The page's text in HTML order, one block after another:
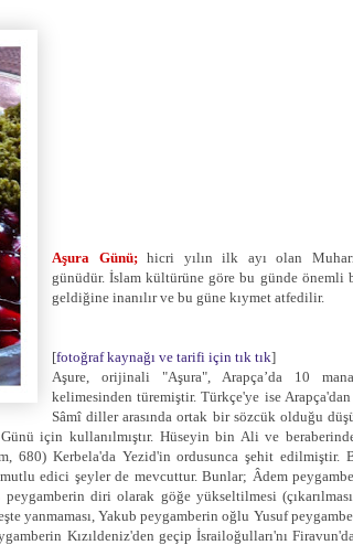
Aşura Günü;hicri yılın ilk ayı olan
günüdür. İslam kültürüne göre bu günde önemli
geldiğine inanılır ve bu güne kıymet atfedilir.
[fotoğraf kaynağı ve tarifi için tık tık]
Aşure, orijinali "Aşura", Arapça’da 10
kelimesinden türemiştir. Türkçe'ye ise
Sâmî diller arasında ortak bir sözcük olduğu
için kullanılmıştır. Hüseyin bin Ali ve
680) Kerbela'da Yezid'in ordusunca şehit edilmiştir.
edici şeyler de mevcuttur. Bunlar; Âdem
diri olarak göğe yükseltilmesi
yanmaması, Yakub peygamberin oğlu Yusuf
Kızıldeniz'den geçip İsrailoğulları'nı